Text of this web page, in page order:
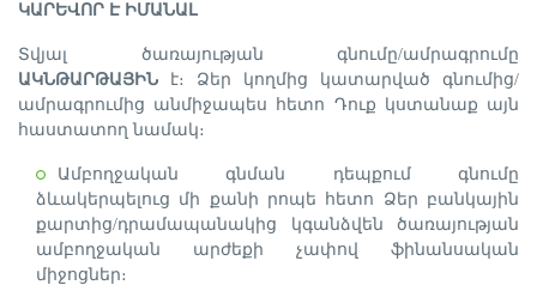
ԿԱՐԵՎՈՐ Է ԻՄԱՆԱԼ
Տվյալ ծառայության գնումը/ամրագրումը
ԱԿՆԹԱՐԹԱՅԻՆ է։ Ձեր կողմից կատարված գնումից/
ամրագրումից անմիջապես հետո Դուք կստանաք այն
հաստատող նամակ։
Ամբողջական գնման դեպքում գնումը
ձևակերպելուց մի քանի րոպե հետո Ձեր բանկային
քարտից/դրամապանակից կգանձվեն ծառայության
ամբողջական արժեքի չափով ֆինանսական
միջոցներ։